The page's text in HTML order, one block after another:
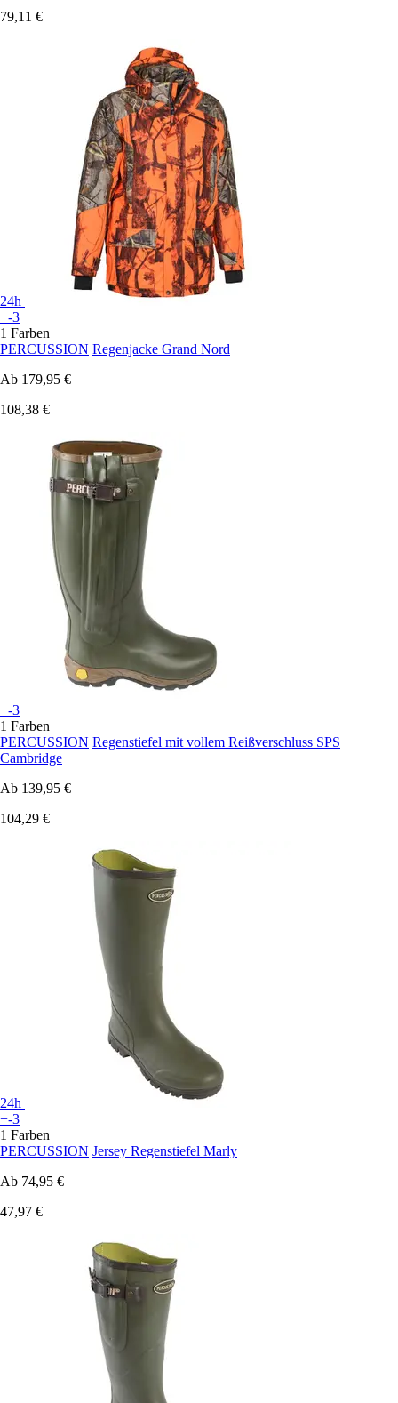
79,11 €
24h
+-3
1 Farben
PERCUSSION Regenjacke Grand Nord
Ab 179,95 €
108,38 €
+-3
1 Farben
PERCUSSION Regenstiefel mit vollem Reißverschluss SPS
Cambridge
Ab 139,95 €
104,29 €
24h
+-3
1 Farben
PERCUSSION Jersey Regenstiefel Marly
Ab 74,95 €
47,97 €